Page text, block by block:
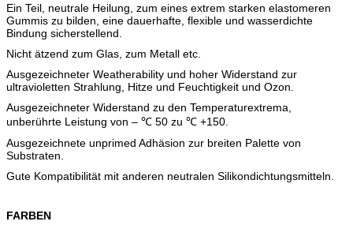
Ein Teil, neutrale Heilung, zum eines extrem starken elastomeren
Gummis zu bilden, eine dauerhafte, flexible und wasserdichte
Bindung sicherstellend.
Nicht ätzend zum Glas, zum Metall etc.
Ausgezeichneter Weatherability und hoher Widerstand zur
ultravioletten Strahlung, Hitze und Feuchtigkeit und Ozon.
Ausgezeichneter Widerstand zu den Temperaturextrema,
unberührte Leistung von – ℃ 50 zu ℃ +150.
Ausgezeichnete unprimed Adhäsion zur breiten Palette von
Substraten.
Gute Kompatibilität mit anderen neutralen Silikondichtungsmitteln.
FARBEN